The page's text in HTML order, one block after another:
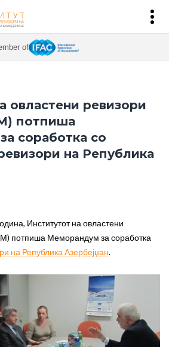
of
овластени ревизори
потпиша
соработка со
на Република
Институтот на овластени
потпиша Меморандум за соработка
на Република Азербејџан.